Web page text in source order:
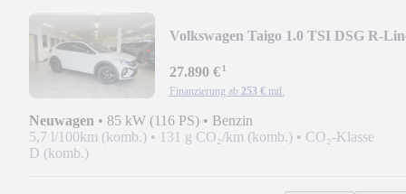
Volkswagen Taigo 1.0 TSI DSG R-
27.890 €¹
Finanzierung ab 253 € mtl.
Neuwagen • 85 kW (116 PS) • Benzin
5,7 l/100km (komb.) • 131 g CO₂/km (komb.) • CO₂-Klasse
D (komb.)